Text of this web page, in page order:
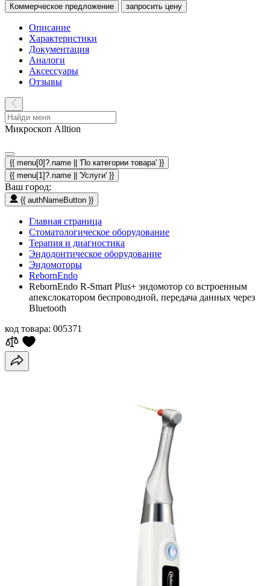
Коммерческое предложение запросить цену
Описание
Характеристики
Документация
Аналоги
Аксессуары
Отзывы
Микроскоп Alltion
{{ menu[0]?.name || 'По категории товара' }}
{{ menu[1]?.name || 'Услуги' }}
Ваш город:
{{ authNameButton }}
Главная страница
Стоматологическое оборудование
Терапия и диагностика
Эндодонтическое оборудование
Эндомоторы
RebornEndo
RebornEndo R-Smart Plus+ эндомотор со встроенным
апекслокатором беспроводной, передача данных через
Bluetooth
код товара: 005371